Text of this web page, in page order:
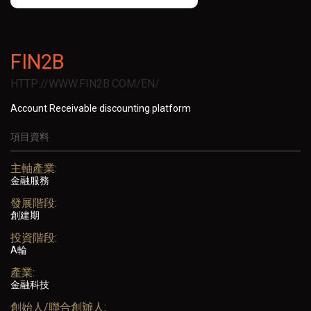
FIN2B
HTTP://WWW.FIN2B.COM/EN/
Account Receivable discounting platform
項目資料
主軸產業:
金融服務
發展階段:
創建期
投資階段:
A輪
產業:
金融科技
創始人/聯合創辧人: